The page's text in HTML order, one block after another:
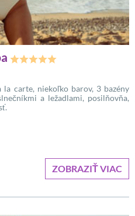
la carte, niekoľko barov, 3 bazény
a ležadlami, posilňovňa,
ZOBRAZIŤ VIAC